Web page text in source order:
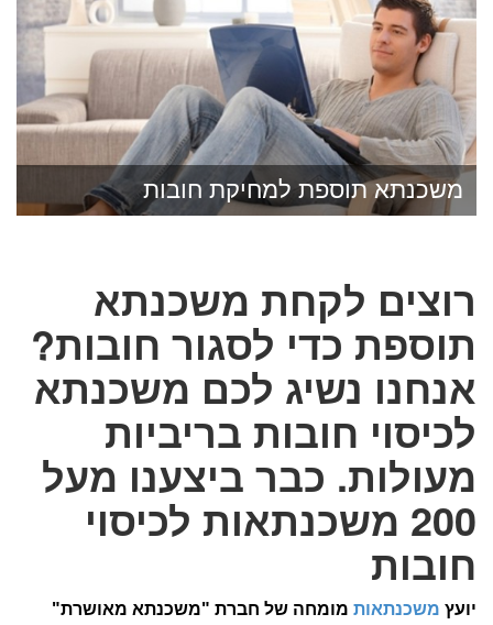
משכנתא תוספת למחיקת חובות
רוצים לקחת משכנתא
תוספת כדי לסגור חובות?
אנחנו נשיג לכם משכנתא
לכיסוי חובות בריביות
מעולות. כבר ביצענו מעל
200 משכנתאות לכיסוי
חובות
יועץ משכנתאות מומחה של חברת "משכנתא מאושרת"